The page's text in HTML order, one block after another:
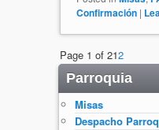
Confirmación |
Page 1 of 212
Parroquia
Misas
Despacho